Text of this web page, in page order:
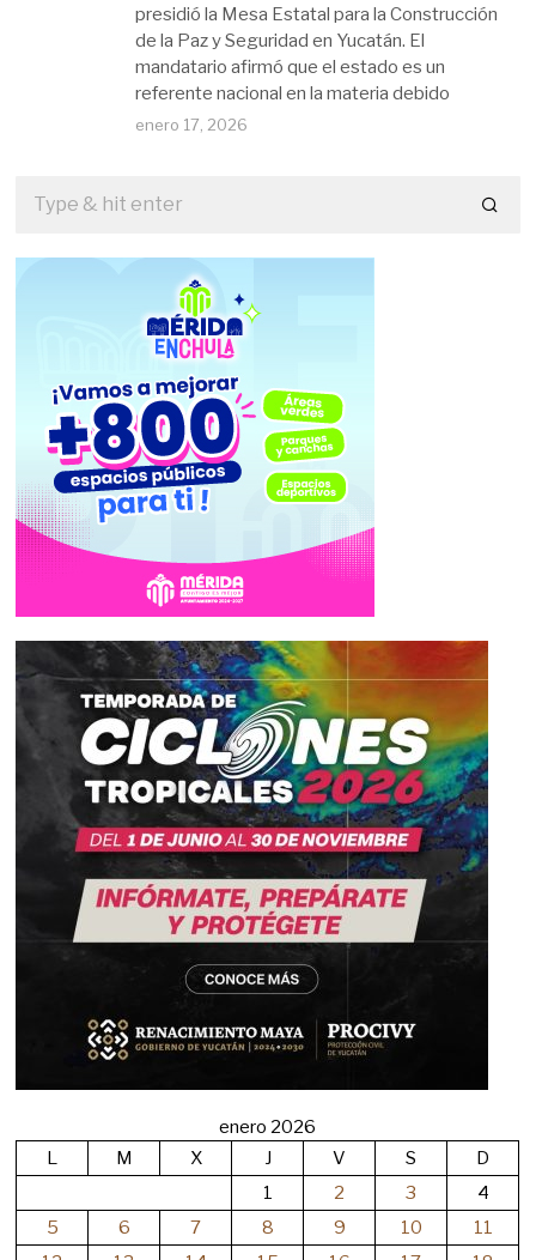
presidió la Mesa Estatal para la Construcción
de la Paz y Seguridad en Yucatán. El
mandatario afirmó que el estado es un
referente nacional en la materia debido
enero 17, 2026
enero 2026
L
M X J V S
D
1
2 3
4
5
6 7 8 9 10
11